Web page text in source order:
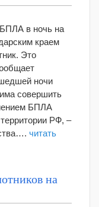
в ночь на
краем
Это
ночи
совершить
БПЛА
РФ, –
читать
на